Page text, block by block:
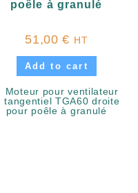
poêle à granulé
51,00€ HT
Add to cart